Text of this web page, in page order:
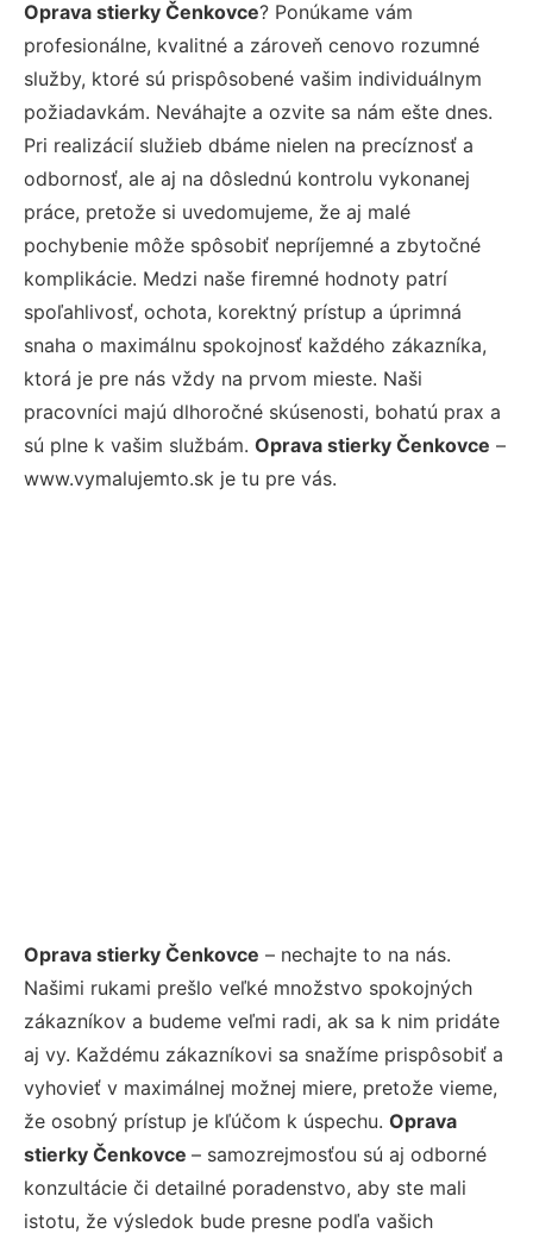
Oprava stierky Čenkovce? Ponúkame vám
profesionálne, kvalitné a zároveň cenovo rozumné
služby, ktoré sú prispôsobené vašim individuálnym
požiadavkám. Neváhajte a ozvite sa nám ešte dnes.
Pri realizácií služieb dbáme nielen na precíznosť a
odbornosť, ale aj na dôslednú kontrolu vykonanej
práce, pretože si uvedomujeme, že aj malé
pochybenie môže spôsobiť nepríjemné a zbytočné
komplikácie. Medzi naše firemné hodnoty patrí
spoľahlivosť, ochota, korektný prístup a úprimná
snaha o maximálnu spokojnosť každého zákazníka,
ktorá je pre nás vždy na prvom mieste. Naši
pracovníci majú dlhoročné skúsenosti, bohatú prax a
sú plne k vašim službám. Oprava stierky Čenkovce –
www.vymalujemto.sk je tu pre vás.
Oprava stierky Čenkovce – nechajte to na nás.
Našimi rukami prešlo veľké množstvo spokojných
zákazníkov a budeme veľmi radi, ak sa k nim pridáte
aj vy. Každému zákazníkovi sa snažíme prispôsobiť a
vyhovieť v maximálnej možnej miere, pretože vieme,
že osobný prístup je kľúčom k úspechu. Oprava
stierky Čenkovce – samozrejmosťou sú aj odborné
konzultácie či detailné poradenstvo, aby ste mali
istotu, že výsledok bude presne podľa vašich